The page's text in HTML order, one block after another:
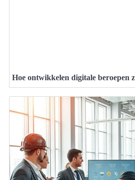
Hoe ontwikkelen digitale beroepen